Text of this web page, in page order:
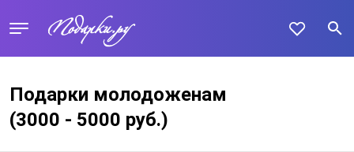
Подарки молодоженам
(3000 - 5000 руб.)